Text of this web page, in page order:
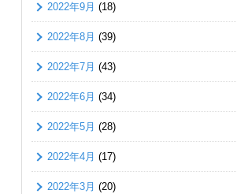
2022年9月 (18)
2022年8月 (39)
2022年7月 (43)
2022年6月 (34)
2022年5月 (28)
2022年4月 (17)
2022年3月 (20)